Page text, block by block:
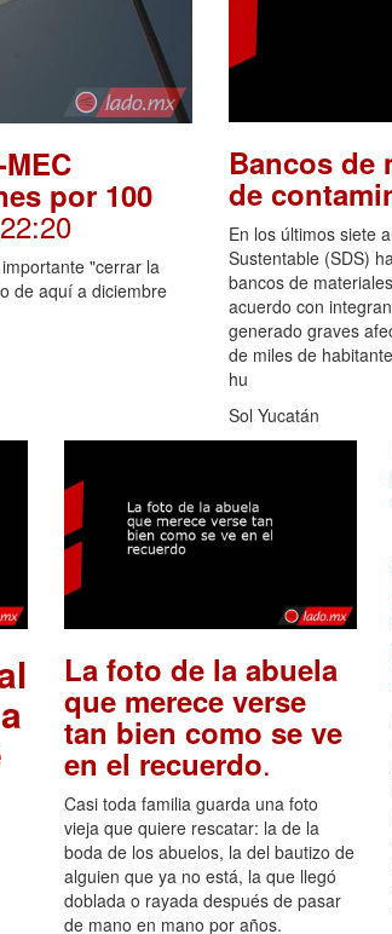
por 100
"cerrar la
de aquí a diciembre
Bancos de
de
En los últimos siete
Sustentable (SDS)
bancos de
acuerdo con
generado graves
de miles de
hu
Sol Yucatán
La foto de la abuela
que merece verse
tan bien como se ve
en el recuerdo.
Casi toda familia guarda una foto
vieja que quiere rescatar: la de la
boda de los abuelos, la del bautizo de
alguien que ya no está, la que llegó
doblada o rayada después de pasar
de mano en mano por años.